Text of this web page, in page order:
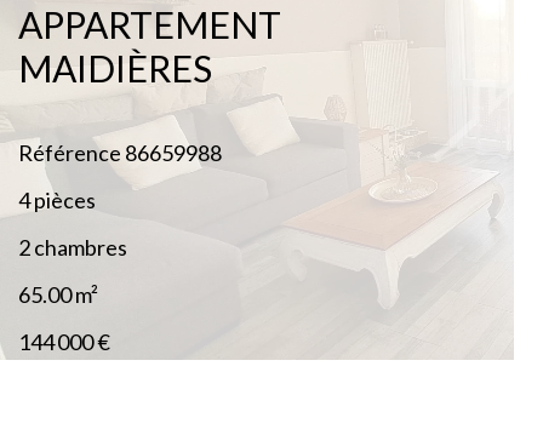
APPARTEMENT
MAIDIÈRES
Référence 86659988
4 pièces
2 chambres
65.00m²
144 000 €